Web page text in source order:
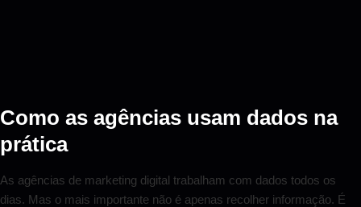
Como as agências usam dados na
prática
As agências de marketing digital trabalham com dados todos os
dias. Mas o mais importante não é apenas recolher informação. É